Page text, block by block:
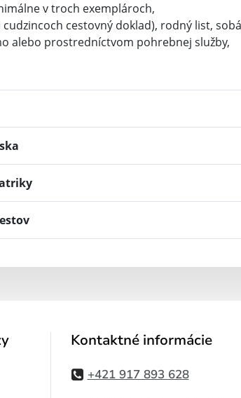
v troch exemplároch,
cestovný doklad), rodný list,
alebo prostredníctvom pohrebnej služby,
Kontaktné informácie
+421 917 893 628